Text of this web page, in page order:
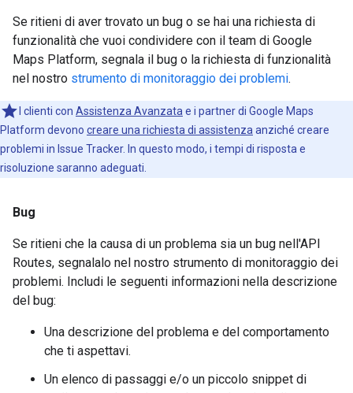
Se ritieni di aver trovato un bug o se hai una richiesta di
funzionalità che vuoi condividere con il team di Google
Maps Platform, segnala il bug o la richiesta di funzionalità
nel nostro strumento di monitoraggio dei problemi.
I clienti con Assistenza Avanzata e i partner di Google Maps
Platform devono creare una richiesta di assistenza anziché creare
problemi in Issue Tracker. In questo modo, i tempi di risposta e
risoluzione saranno adeguati.
Bug
Se ritieni che la causa di un problema sia un bug nell'API
Routes, segnalalo nel nostro strumento di monitoraggio dei
problemi. Includi le seguenti informazioni nella descrizione
del bug:
Una descrizione del problema e del comportamento
che ti aspettavi.
Un elenco di passaggi e/o un piccolo snippet di